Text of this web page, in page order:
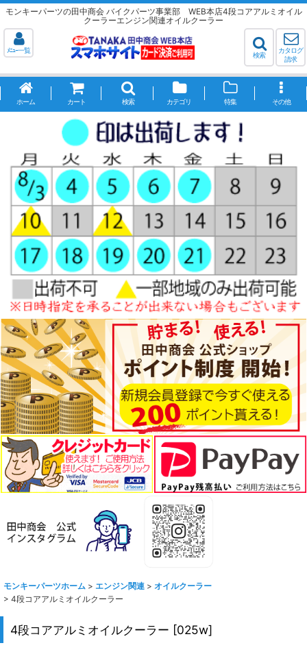
モンキーパーツの田中商会 バイクパーツ事業部 WEB本店4段コアアルミオイル
クーラーエンジン関連オイルクーラー
ﾒﾆｭｰ一覧
検索
カタログ
請求
ホーム カート 検索 カテゴリ 特集 その他
モンキーパーツホーム > エンジン関連 > オイルクーラー
> 4段コアアルミオイルクーラー
4段コアアルミオイルクーラー [025w]